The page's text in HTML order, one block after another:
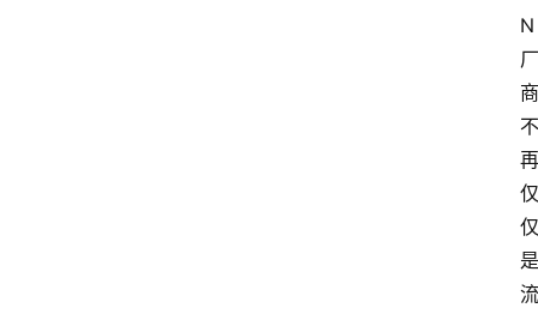
N
厂
商
不
再
仅
仅
是
流